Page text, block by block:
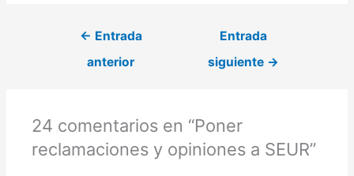
← Entrada
anterior
Entrada
siguiente →
24 comentarios en “Poner
reclamaciones y opiniones a SEUR”